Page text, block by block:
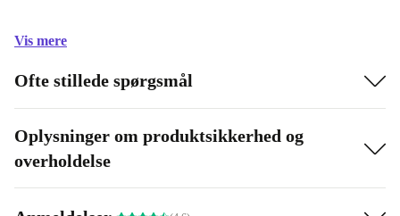
Vis mere
Ofte stillede spørgsmål
Oplysninger om produktsikkerhed og
overholdelse